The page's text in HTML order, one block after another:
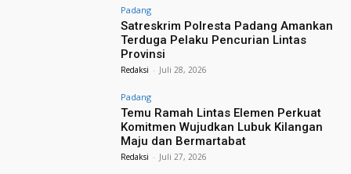
Padang
Satreskrim Polresta Padang Amankan
Terduga Pelaku Pencurian Lintas
Provinsi
Redaksi - Juli 28, 2026
Padang
Temu Ramah Lintas Elemen Perkuat
Komitmen Wujudkan Lubuk Kilangan
Maju dan Bermartabat
Redaksi - Juli 27, 2026